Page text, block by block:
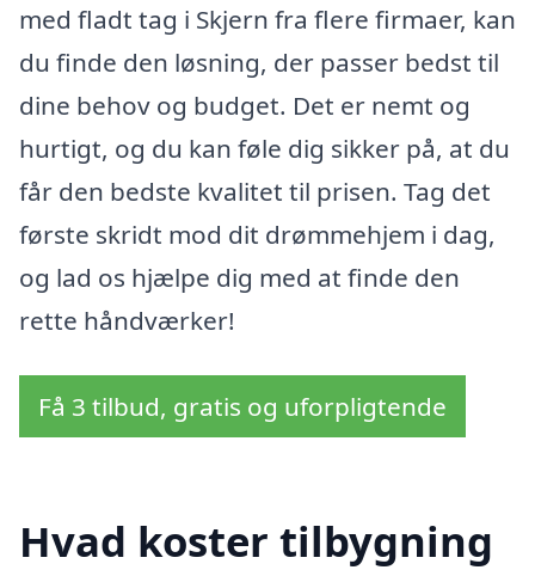
med fladt tag i Skjern fra flere firmaer, kan
du finde den løsning, der passer bedst til
dine behov og budget. Det er nemt og
hurtigt, og du kan føle dig sikker på, at du
får den bedste kvalitet til prisen. Tag det
første skridt mod dit drømmehjem i dag,
og lad os hjælpe dig med at finde den
rette håndværker!
Få 3 tilbud, gratis og uforpligtende
Hvad koster tilbygning